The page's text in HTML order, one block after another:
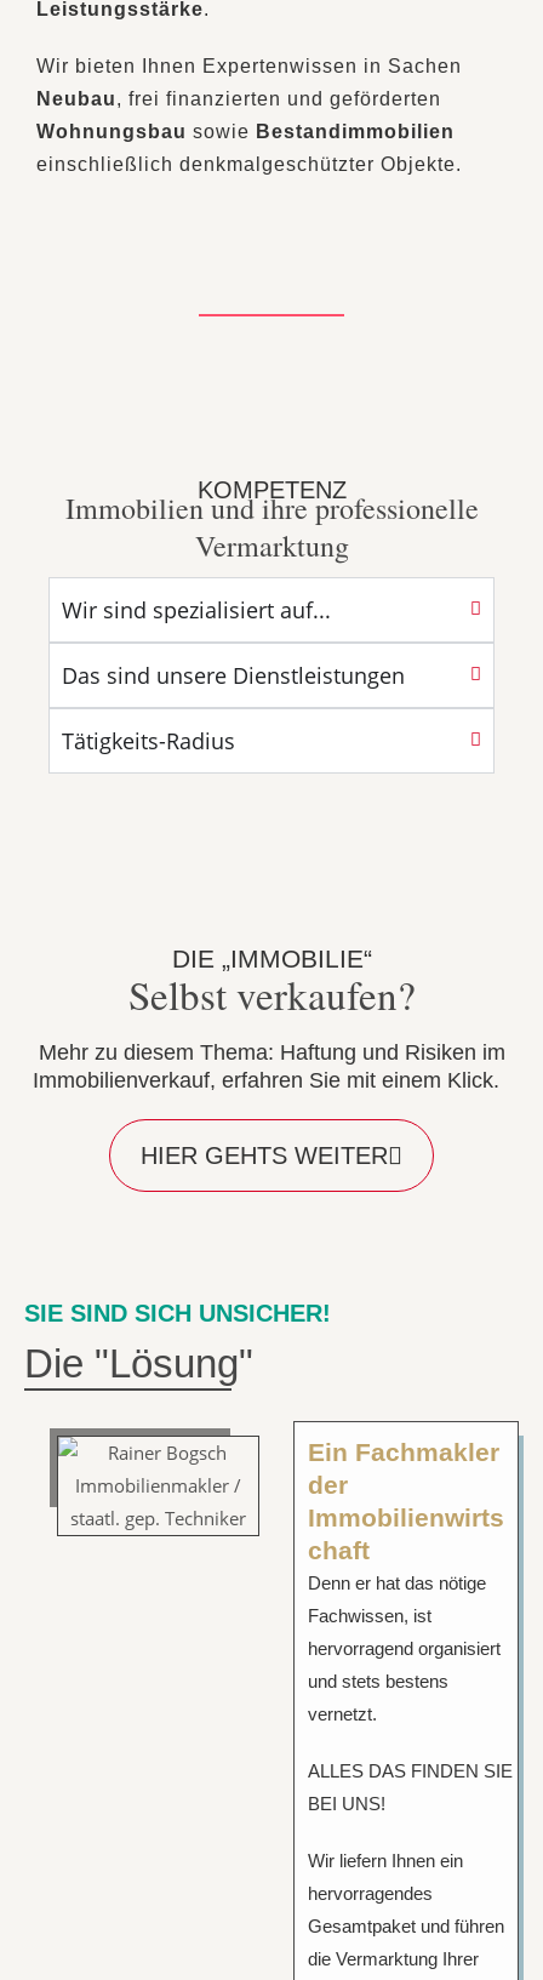
Leistungsstärke.
Wir bieten Ihnen Expertenwissen in Sachen
Neubau, frei finanzierten und geförderten
Wohnungsbau sowie Bestandimmobilien
einschließlich denkmalgeschützter Objekte.
KOMPETENZ
Immobilien und ihre professionelle
Vermarktung
Wir sind spezialisiert auf...
Das sind unsere Dienstleistungen
Tätigkeits-Radius
DIE „IMMOBILIE“
Selbst verkaufen?
Mehr zu diesem Thema: Haftung und Risiken im
Immobilienverkauf, erfahren Sie mit einem Klick.
HIER GEHTS WEITER
SIE SIND SICH UNSICHER!
Die "Lösung"
Ein Fachmakler
der
Immobilienwirts
chaft
Denn er hat das nötige
Fachwissen, ist
hervorragend organisiert
und stets bestens
vernetzt.
ALLES DAS FINDEN SIE
BEI UNS!
Wir liefern Ihnen ein
hervorragendes
Gesamtpaket und führen
die Vermarktung Ihrer